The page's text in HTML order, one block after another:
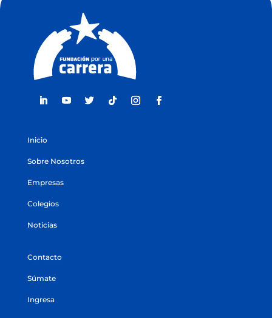
Inicio
Sobre Nosotros
Empresas
Colegios
Noticias
Contacto
Súmate
Ingresa